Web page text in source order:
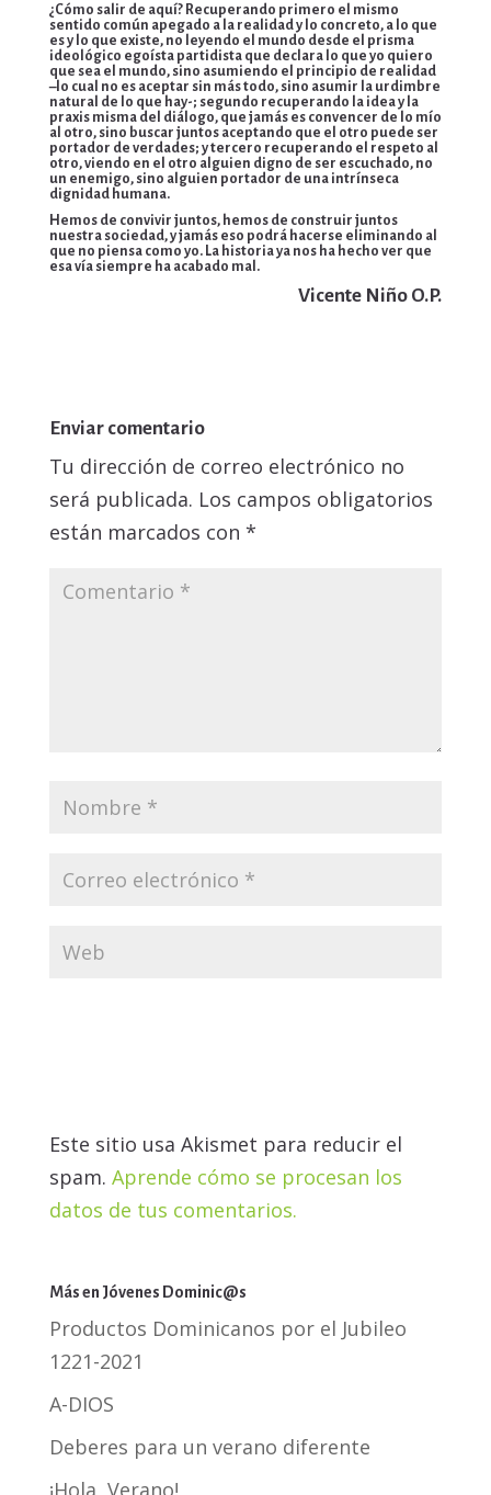
¿Cómo salir de aquí? Recuperando primero el mismo
sentido común apegado a la realidad y lo concreto, a lo que
es y lo que existe, no leyendo el mundo desde el prisma
ideológico egoísta partidista que declara lo que yo quiero
que sea el mundo, sino asumiendo el principio de realidad
–lo cual no es aceptar sin más todo, sino asumir la urdimbre
natural de lo que hay-; segundo recuperando la idea y la
praxis misma del diálogo, que jamás es convencer de lo mío
al otro, sino buscar juntos aceptando que el otro puede ser
portador de verdades; y tercero recuperando el respeto al
otro, viendo en el otro alguien digno de ser escuchado, no
un enemigo, sino alguien portador de una intrínseca
dignidad humana.
Hemos de convivir juntos, hemos de construir juntos
nuestra sociedad, y jamás eso podrá hacerse eliminando al
que no piensa como yo. La historia ya nos ha hecho ver que
esa vía siempre ha acabado mal.
Vicente Niño O.P.
Enviar comentario
Tu dirección de correo electrónico no
será publicada. Los campos obligatorios
están marcados con *
Este sitio usa Akismet para reducir el
spam. Aprende cómo se procesan los
datos de tus comentarios.
Más en Jóvenes Dominic@s
Productos Dominicanos por el Jubileo
1221-2021
A-DIOS
Deberes para un verano diferente
¡Hola, Verano!